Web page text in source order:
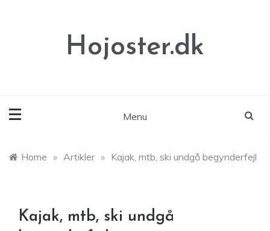
Hojoster.dk
Menu
Home » Artikler » Kajak, mtb, ski undgå begynderfejl
Kajak, mtb, ski undgå